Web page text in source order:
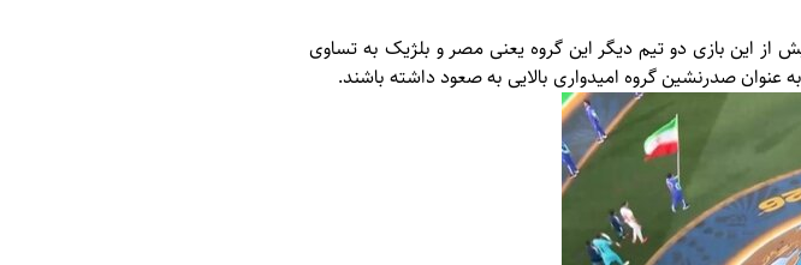
از این بازی دو تیم دیگر این گروه یعنی مصر و بلژیک به تساوی
عنوان صدرنشین گروه امیدواری بالایی به صعود داشته باشند.